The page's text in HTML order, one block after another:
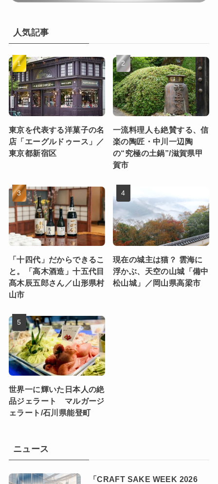
人気記事
東京を代表する洋菓子の名
店「エーグルドゥース」／
東京都新宿区
一流料理人も絶賛する、信
楽の陶匠・中川一辺陶
の“究極の土鍋”/滋賀県甲
賀市
「十四代」だからできるこ
と。「高木酒造」十五代目
髙木辰五郎さん／山形県村
山市
現在の城主は猫？ 雲海に
浮かぶ、天空の山城「備中
松山城」／岡山県高梁市
世界一に輝いた日本人の絶
品ジェラート マルガージ
ェラート/石川県能登町
ニュース
「CRAFT SAKE WEEK 2026